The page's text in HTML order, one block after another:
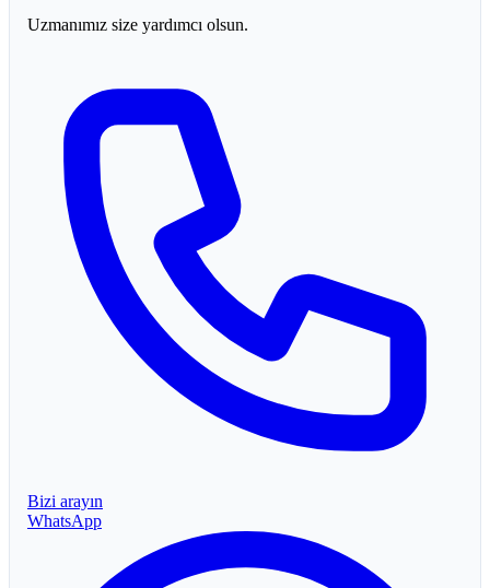
Uzmanımız size yardımcı olsun.
Bizi arayın
WhatsApp